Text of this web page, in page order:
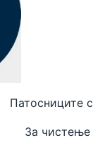
Патосниците
За